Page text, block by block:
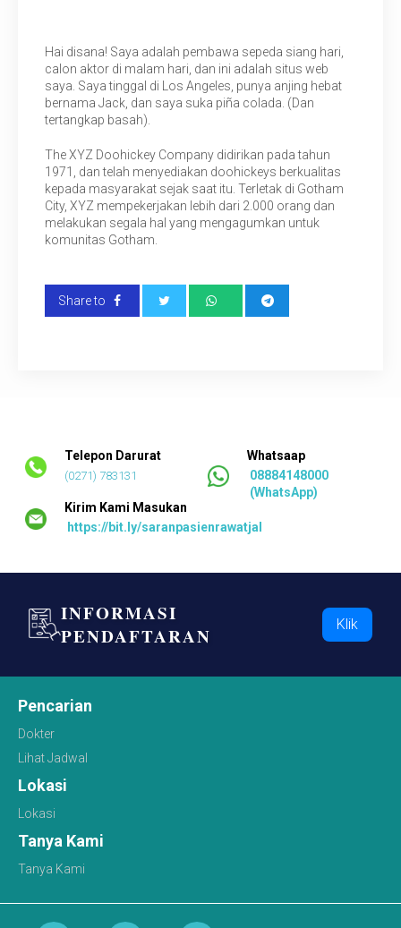
Hai disana! Saya adalah pembawa sepeda siang hari,
calon aktor di malam hari, dan ini adalah situs web
saya. Saya tinggal di Los Angeles, punya anjing hebat
bernama Jack, dan saya suka piña colada. (Dan
tertangkap basah).
The XYZ Doohickey Company didirikan pada tahun
1971, dan telah menyediakan doohickeys berkualitas
kepada masyarakat sejak saat itu. Terletak di Gotham
City, XYZ mempekerjakan lebih dari 2.000 orang dan
melakukan segala hal yang mengagumkan untuk
komunitas Gotham.
Share to
Telepon Darurat
(0271) 783131
Whatsaap
08884148000
(WhatsApp)
Kirim Kami Masukan
https://bit.ly/saranpasienrawatjalan
INFORMASI
PENDAFTARAN
Klik
Pencarian
Dokter
Lihat Jadwal
Lokasi
Lokasi
Tanya Kami
Tanya Kami